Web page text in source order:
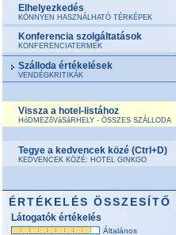
Elhelyezkedés
KÖNNYEN HASZNÁLHATÓ TÉRKÉPEK
Konferencia szolgáltatások
KONFERENCIATERMEK
Szálloda értékelések
VENDÉGKRITIKÁK
Vissza a hotel-listához
HóDMEZôVáSáRHELY - ÖSSZES SZÁLLODA
Tegye a kedvencek közé (Ctrl+D)
KEDVENCEK KÖZÉ: HOTEL GINKGO
ÉRTÉKELÉS ÖSSZESÍTŐ
Látogatók értékelés
Általános